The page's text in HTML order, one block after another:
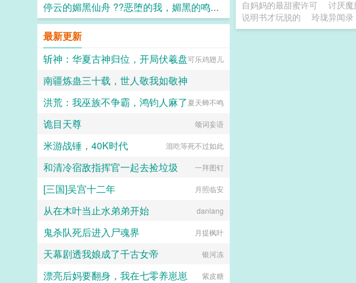
自妈妈的最甜蜜许可
讨厌魔
说明书才玩脱的
玲珑异闻录
他没瞧见，盈桃委屈抿起的唇角，弯
起一点儿弧度。 众人皆知，明远
排众议，彻查一桩陈年旧案。 助
偿，那双笑盈盈的眼望向凤座。淑妃
才刚刚开始呢。...
嘿嘿嘿
停云的媚黑仙舟 ??恶堕的我，媚黑的鸣火首席以及仙舟??
最新更新
斩神：华夏古神归位，开局伏羲盘可乐鸡翅儿
南疆炼蛊三十载，世人敬我如敬神
六十岁殿堂之姿
洪荒：我巫族不争霸，鸿钧人麻了夏天蝉不鸣
诡目天尊 颂词妄语
米游战锤，40K时代 混吃等死不过如此
和清冷宿敌指挥官一起去捡垃圾 一拜图钉
[三国]吴宫十二年 月照临安
从在木叶当止水弟弟开始 danlang
鬼杀队死后进入尸魂界 月提枫叶
天幕剧透我娘成了千古女帝 银河冻
漂亮后妈要翻身，我在七零养崽崽 紫皮糖